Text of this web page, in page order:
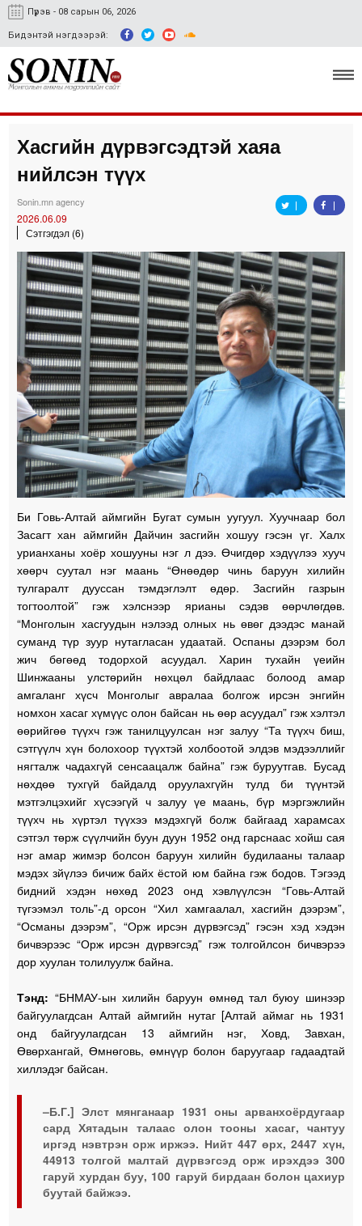
Пүрэв - 08 сарын 06, 2026
Бидэнтэй нэгдээрэй:
Улс төр, эдийн засаг
Спорт
Easy news
Хасгийн дүрвэгсэдтэй хаяа
нийлсэн түүх
Sonin.mn agency
2026.06.09
Сэтгэгдэл (6)
Би Говь-Алтай аймгийн Бугат сумын уугуул. Хуучнаар бол
Засагт хан аймгийн Дайчин засгийн хошуу гэсэн үг. Халх
урианханы хоёр хошууны нэг л дээ. Өчигдөр хэдүүлээ хууч
хөөрч суутал нэг маань “Өнөөдөр чинь баруун хилийн
тулгаралт дууссан тэмдэглэлт өдөр. Засгийн газрын
тогтоолтой” гэж хэлснээр ярианы сэдэв өөрчлөгдөв.
“Монголын хасгуудын нэлээд олных нь өвөг дээдэс манай
суманд түр зуур нутагласан удаатай. Оспаны дээрэм бол
жич бөгөөд тодорхой асуудал. Харин тухайн үеийн
Шинжааны улстөрийн нөхцөл байдлаас болоод амар
амгаланг хүсч Монголыг авралаа болгож ирсэн энгийн
номхон хасаг хүмүүс олон байсан нь өөр асуудал” гэж хэлтэл
өөрийгөө түүхч гэж танилцуулсан нэг залуу “Та түүхч биш,
сэтгүүлч хүн болохоор түүхтэй холбоотой элдэв мэдээллийг
нягталж чадахгүй сенсаацалж байна” гэж буруутгав. Бусад
нөхдөө тухгүй байдалд оруулахгүйн тулд би түүнтэй
мэтгэлцэхийг хүсээгүй ч залуу үе маань, бүр мэргэжлийн
түүхч нь хүртэл түүхээ мэдэхгүй болж байгаад харамсах
сэтгэл төрж сүүлчийн буун дуун 1952 онд гарснаас хойш сая
нэг амар жимэр болсон баруун хилийн будилааны талаар
мэдэх зйүлээ бичиж байх ёстой юм байна гэж бодов. Тэгээд
бидний хэдэн нөхөд 2023 онд хэвлүүлсэн “Говь-Алтай
түгээмэл толь”-д орсон “Хил хамгаалал, хасгийн дээрэм”,
“Османы дээрэм”, “Орж ирсэн дүрвэгсэд” гэсэн хэд хэдэн
бичвэрээс “Орж ирсэн дүрвэгсэд” гэж толгойлсон бичвэрээ
дор хуулан толилуулж байна.
Тэнд: “БНМАУ-ын хилийн баруун өмнөд тал буюу шинээр
байгуулагдсан Алтай аймгийн нутаг [Алтай аймаг нь 1931
онд байгуулагдсан 13 аймгийн нэг, Ховд, Завхан,
Өвөрхангай, Өмнөговь, өмнүүр болон баруугаар гадаадтай
хиллэдэг байсан.
–Б.Г.] Элст мянганаар 1931 оны арванхоёрдугаар
сард Хятадын талаас олон тооны хасаг, чантуу
иргэд нэвтрэн орж иржээ. Нийт 447 өрх, 2447 хүн,
44913 толгой малтай дүрвэгсэд орж ирэхдээ 300
гаруй хурдан буу, 100 гаруй бирдаан болон цахиур
буутай байжээ.